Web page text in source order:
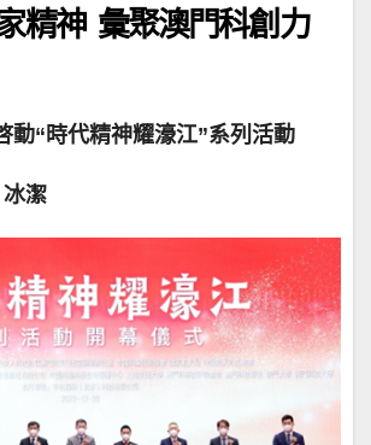
精神 彙聚澳門科創力
“時代精神耀濠江”系列活動
潔